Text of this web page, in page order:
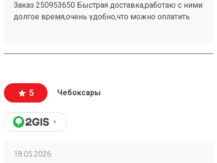
Заказ 250953650 Быстрая доставка,работаю с ними
долгое время,очень удобно,что можно оплатить
для распаковки
5 Чебоксары
18.05.2026